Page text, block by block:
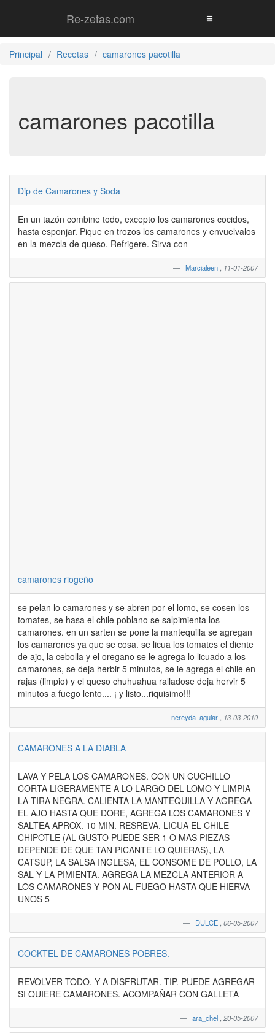
Re-zetas.com
Principal Recetas camarones pacotilla
camarones pacotilla
Dip de Camarones y Soda
En un tazón combine todo, excepto los camarones cocidos,
hasta esponjar. Pique en trozos los camarones y envuelvalos
en la mezcla de queso. Refrigere. Sirva con
Marcialeen 11-01-2007
camarones riogeño
se pelan lo camarones y se abren por el lomo, se cosen los
tomates, se hasa el chile poblano se salpimienta los
camarones. en un sarten se pone la mantequilla se agregan
los camarones ya que se cosa. se licua los tomates el diente
de ajo, la cebolla y el oregano se le agrega lo licuado a los
camarones, se deja herbir 5 minutos, se le agrega el chile en
rajas (limpio) y el queso chuhuahua ralladose deja hervir 5
minutos a fuego lento.... ¡ y listo...riquisimo!!!
nereyda_aguiar 13-03-2010
CAMARONES A LA DIABLA
LAVA Y PELA LOS CAMARONES. CON UN CUCHILLO
CORTA LIGERAMENTE A LO LARGO DEL LOMO Y LIMPIA
LA TIRA NEGRA. CALIENTA LA MANTEQUILLA Y AGREGA
EL AJO HASTA QUE DORE, AGREGA LOS CAMARONES Y
SALTEA APROX. 10 MIN. RESREVA. LICUA EL CHILE
CHIPOTLE (AL GUSTO PUEDE SER 1 O MAS PIEZAS
DEPENDE DE QUE TAN PICANTE LO QUIERAS), LA
CATSUP, LA SALSA INGLESA, EL CONSOME DE POLLO, LA
SAL Y LA PIMIENTA. AGREGA LA MEZCLA ANTERIOR A
LOS CAMARONES Y PON AL FUEGO HASTA QUE HIERVA
UNOS 5
DULCE 06-05-2007
COCKTEL DE CAMARONES POBRES.
REVOLVER TODO. Y A DISFRUTAR. TIP. PUEDE AGREGAR
SI QUIERE CAMARONES. ACOMPAÑAR CON GALLETA
ara_chel 20-05-2007